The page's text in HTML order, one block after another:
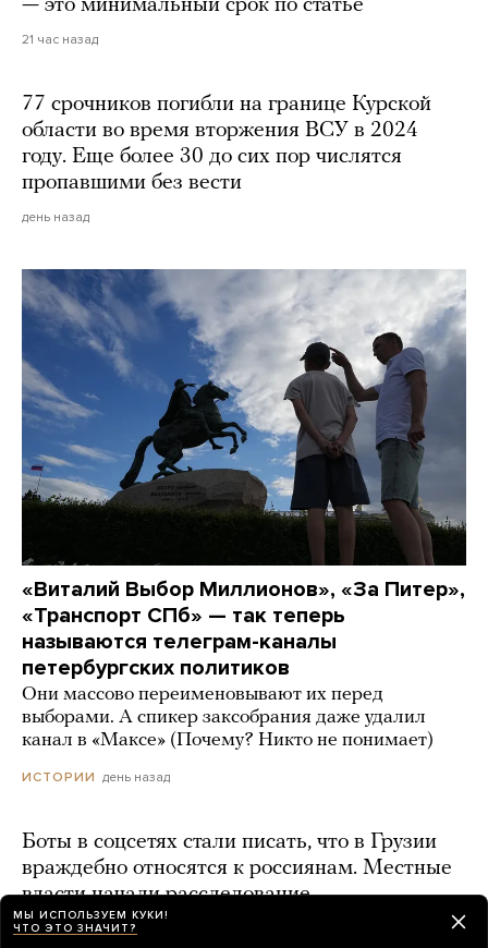
— это минимальный срок по статье
21 час назад
77 срочников погибли на границе Курской
области во время вторжения ВСУ в 2024
году. Еще более 30 до сих пор числятся
пропавшими без вести
день назад
«Виталий Выбор Миллионов», «За Питер»,
«Транспорт СПб» — так теперь
называются телеграм-каналы
петербургских политиков
Они массово переименовывают их перед
выборами. А спикер заксобрания даже удалил
канал в «Максе» (Почему? Никто не понимает)
ИСТОРИИ день назад
Боты в соцсетях стали писать, что в Грузии
враждебно относятся к россиянам. Местные
власти начали расследование
день назад
МЫ ИСПОЛЬЗУЕМ КУКИ!
ЧТО ЭТО ЗНАЧИТ?